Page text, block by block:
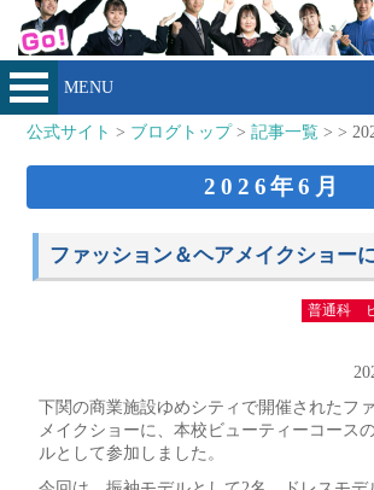
MENU
公式サイト > ブログトップ>記事一覧 > >
2026年6月
ファッション＆ヘアメイクショー
普通科
下関の商業施設ゆめシティで開催されたフ
メイクショーに、本校ビューティーコース
ルとして参加しました。